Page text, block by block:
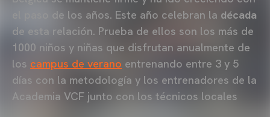
el paso de los años. Este año celebran la década
de esta relación. Prueba de ellos son los más de
1000 niños y niñas que disfrutan anualmente de
los campus de verano entrenando entre 3 y 5
días con la metodología y los entrenadores de la
Academia VCF junto con los técnicos locales